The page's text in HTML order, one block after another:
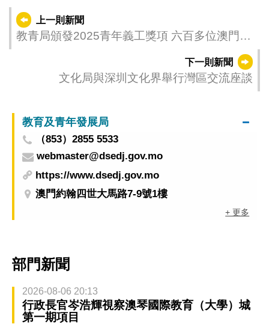
上一則新聞
教青局頒發2025青年義工獎項 六百多位澳門青
下一則新聞
文化局與深圳文化界舉行灣區交流座談
教育及青年發展局
（853）2855 5533
webmaster@dsedj.gov.mo
https://www.dsedj.gov.mo
澳門約翰四世大馬路7-9號1樓
+ 更多
部門新聞
2026-08-06 20:13
行政長官岑浩輝視察澳琴國際教育（大學）城
第一期項目